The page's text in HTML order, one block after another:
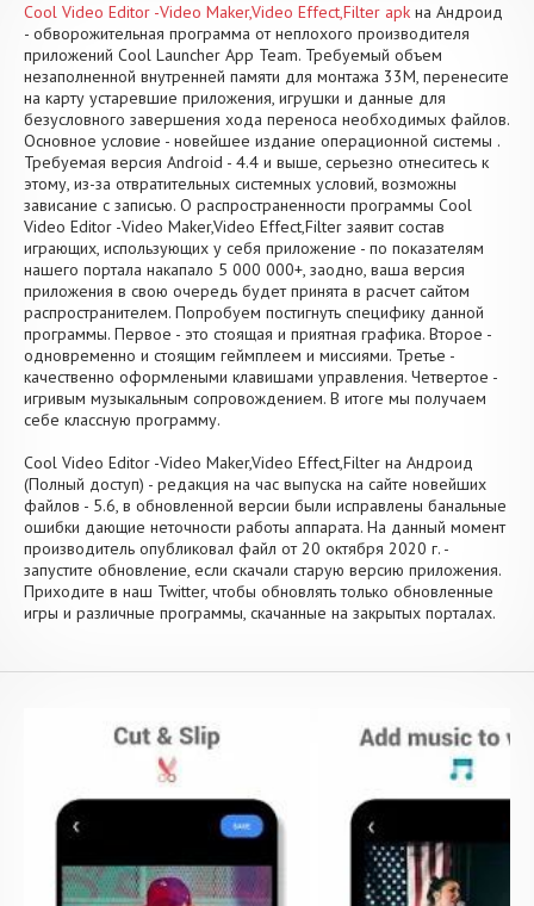
Cool Video Editor -Video Maker,Video Effect,Filter apk на Андроид
- обворожительная программа от неплохого производителя
приложений Cool Launcher App Team. Требуемый объем
незаполненной внутренней памяти для монтажа 33M, перенесите
на карту устаревшие приложения, игрушки и данные для
безусловного завершения хода переноса необходимых файлов.
Основное условие - новейшее издание операционной системы .
Требуемая версия Android - 4.4 и выше, серьезно отнеситесь к
этому, из-за отвратительных системных условий, возможны
зависание с записью. О распространенности программы Cool
Video Editor -Video Maker,Video Effect,Filter заявит состав
играющих, использующих у себя приложение - по показателям
нашего портала накапало 5 000 000+, заодно, ваша версия
приложения в свою очередь будет принята в расчет сайтом
распространителем. Попробуем постигнуть специфику данной
программы. Первое - это стоящая и приятная графика. Второе -
одновременно и стоящим геймплеем и миссиями. Третье -
качественно оформлеными клавишами управления. Четвертое -
игривым музыкальным сопровождением. В итоге мы получаем
себе классную программу.
Cool Video Editor -Video Maker,Video Effect,Filter на Андроид
(Полный доступ) - редакция на час выпуска на сайте новейших
файлов - 5.6, в обновленной версии были исправлены банальные
ошибки дающие неточности работы аппарата. На данный момент
производитель опубликовал файл от 20 октября 2020 г. -
запустите обновление, если скачали старую версию приложения.
Приходите в наш Twitter, чтобы обновлять только обновленные
игры и различные программы, скачанные на закрытых порталах.